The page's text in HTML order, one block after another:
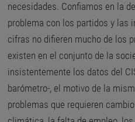
necesidades. Confiamos en la
problema con los partidos y las
cifras no difieren mucho de los
existen en el conjunto de la
insistentemente los datos del
barómetro-, el motivo de la
problemas que requieren